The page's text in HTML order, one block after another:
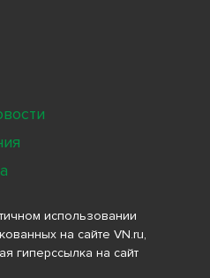
использовании
на сайте VN.ru,
гиперссылка на сайт